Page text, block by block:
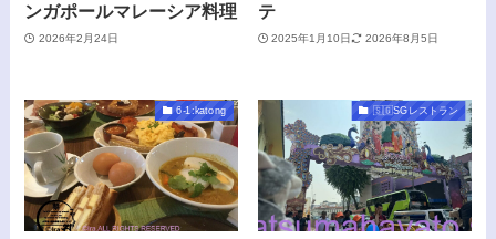
ンガポールマレーシア料理
2026年2月24日
テ
2025年1月10日 2026年8月5日
6-1:katong 🇸🇬SGレストラン